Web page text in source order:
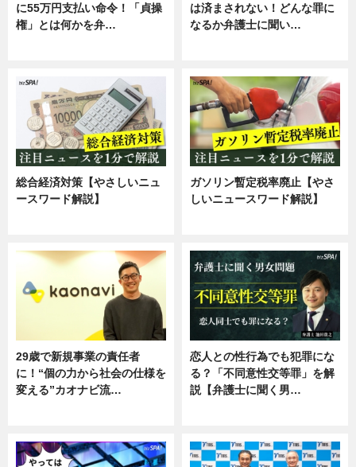
に55万円支払い命令！「貞操
権」とは何かを弁…
は済まされない！どんな罪に
なるか弁護士に聞い…
総合経済対策【やさしいニュ
ースワード解説】
ガソリン暫定税率廃止【やさ
しいニュースワード解説】
29歳で新規事業の責任者
に！“個の力から社会の仕様を
変える”カオナビ流…
恋人との性行為でも犯罪にな
る？「不同意性交等罪」を解
説【弁護士に聞く男…